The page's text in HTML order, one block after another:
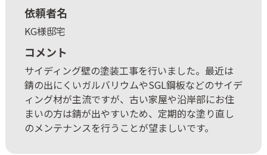
依頼者名
KG様邸宅
コメント
サイディング壁の塗装工事を行いました。最近は
錆の出にくいガルバリウムやSGL鋼板などのサイデ
ィング材が主流ですが、古い家屋や沿岸部にお住
まいの方は錆が出やすいため、定期的な塗り直し
のメンテナンスを行うことが望ましいです。